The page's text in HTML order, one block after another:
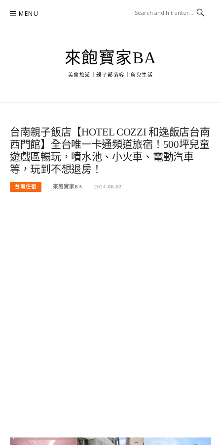
MENU
來飽寶家BA
美食旅遊｜親子部落客｜育兒生活
台南親子飯店【HOTEL COZZI 和逸飯店台南
西門館】全台唯一卡通頻道旅宿！500坪兒童
遊戲區暢玩，噴水池、小火車、電動汽車
等，玩到不想退房！
台南住宿 來飽寶家BA 2024-06-02